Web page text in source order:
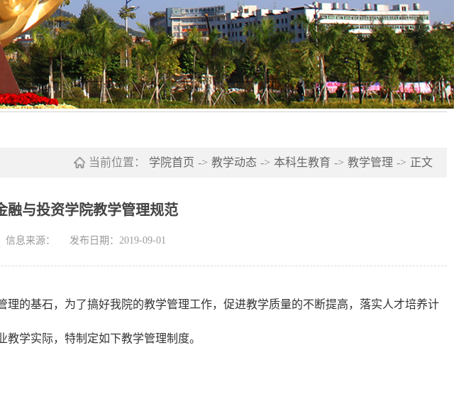
当前位置： 学院首页 -> 教学动态 -> 本科生教育 -> 教学管理 -> 正文
融与投资学院教学管理规范​
信息来源： 发布日期：2019-09-01
的基石，为了搞好我院的教学管理工作，促进教学质量的不断提高，落实人才培养计
学实际，特制定如下教学管理制度。